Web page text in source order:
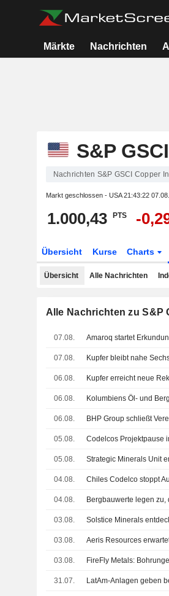
Märkte Nachrichten
S&P
Nachrichten S&P GSCI Copper
Markt geschlossen - USA21:43:22
1.000,43 PTS -
Übersicht Kurse Charts
Übersicht Alle Nachrichten
Alle Nachrichten zu S&P
07.08. Amaroq startet
07.08. Kupfer bleibt nahe
06.08.
06.08.
06.08.
05.08.
05.08.
04.08.
04.08. Bergbauwerte legen zu,
03.08.
03.08.
03.08.
31.07.